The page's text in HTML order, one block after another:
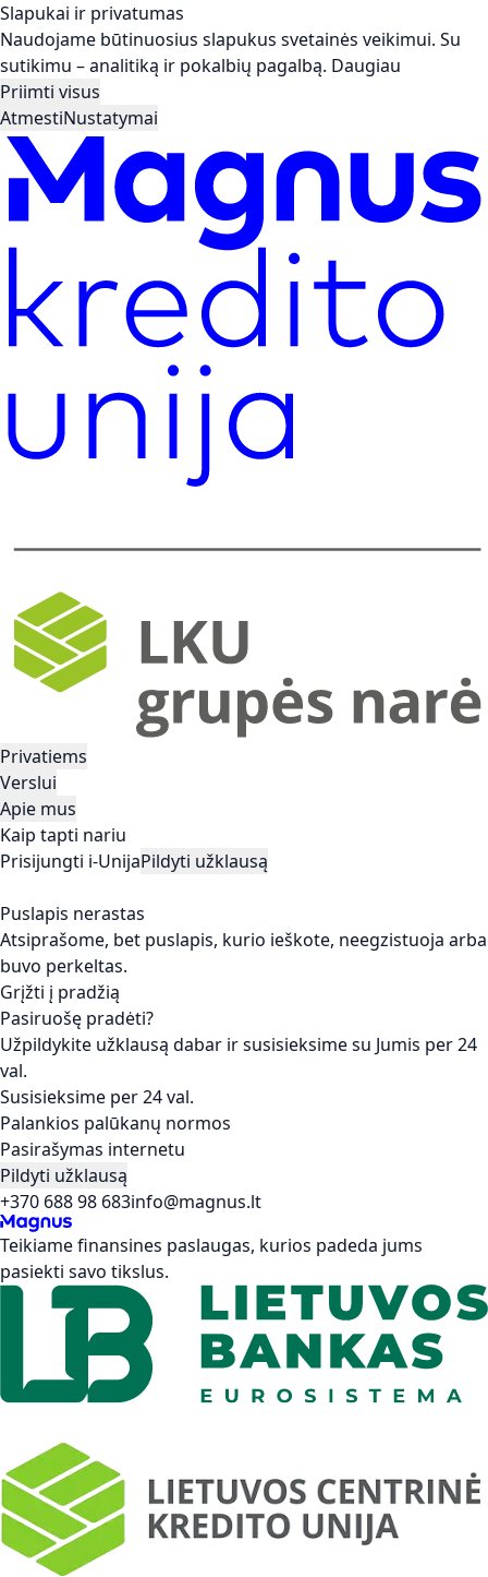
Slapukai ir privatumas
Naudojame būtinuosius slapukus svetainės veikimui. Su
sutikimu – analitiką ir pokalbių pagalbą. Daugiau
Priimti visus
AtmestiNustatymai
Privatiems
Verslui
Apie mus
Kaip tapti nariu
Prisijungti i-UnijaPildyti užklausą
Puslapis nerastas
Atsiprašome, bet puslapis, kurio ieškote, neegzistuoja arba
buvo perkeltas.
Grįžti į pradžią
Pasiruošę pradėti?
Užpildykite užklausą dabar ir susisieksime su Jumis per 24
val.
Susisieksime per 24 val.
Palankios palūkanų normos
Pasirašymas internetu
Pildyti užklausą
+370 688 98 683info@magnus.lt
Teikiame finansines paslaugas, kurios padeda jums
pasiekti savo tikslus.